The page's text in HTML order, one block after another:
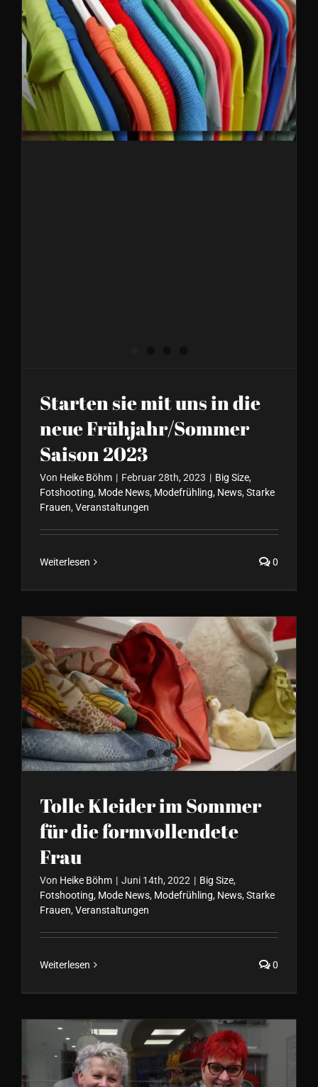
Starten sie mit uns in die neue
Frühjahr/Sommer Saison
2023
Starten sie mit uns in die
neue Frühjahr/Sommer
Saison 2023
Von Heike Böhm | Februar 28th, 2023 | Big Size,
Fotshooting, Mode News, Modefrühling, News, Starke
Frauen, Veranstaltungen
Weiterlesen 0
Tolle Kleider im Sommer für
die formvollendete Frau
Tolle Kleider im Sommer
für die formvollendete
Frau
Von Heike Böhm | Juni 14th, 2022 | Big Size,
Fotshooting, Mode News, Modefrühling, News, Starke
Frauen, Veranstaltungen
Weiterlesen 0